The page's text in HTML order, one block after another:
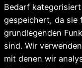
Bedarf
gespeichert, da sie
grundlegenden
sind. Wir
mit denen wir